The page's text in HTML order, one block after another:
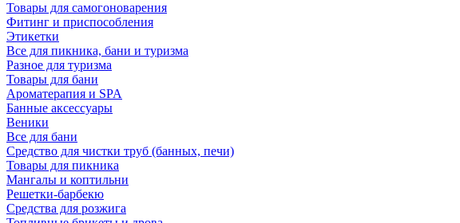
Товары для самогоноварения
Фитинг и приспособления
Этикетки
Все для пикника, бани и туризма
Разное для туризма
Товары для бани
Ароматерапия и SPA
Банные аксессуары
Веники
Все для бани
Средство для чистки труб (банных, печи)
Товары для пикника
Мангалы и коптильни
Решетки-барбекю
Средства для розжига